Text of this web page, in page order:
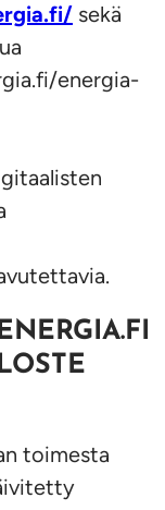
sekä
energia-
toimesta